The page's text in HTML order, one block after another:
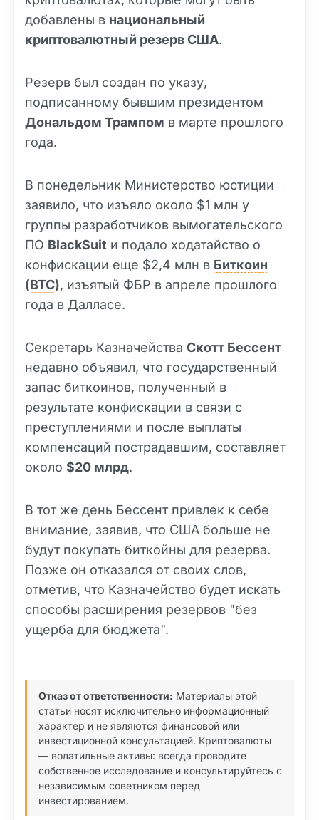
добавлены в национальный
криптовалютный резерв США.
Резерв был создан по указу,
подписанному бывшим президентом
Дональдом Трампом в марте прошлого
года.
В понедельник Министерство юстиции
заявило, что изъяло около $1 млн у
группы разработчиков вымогательского
ПО BlackSuit и подало ходатайство о
конфискации еще $2,4 млн в Биткоин
(BTC), изъятый ФБР в апреле прошлого
года в Далласе.
Секретарь Казначейства Скотт Бессент
недавно объявил, что государственный
запас биткоинов, полученный в
результате конфискации в связи с
преступлениями и после выплаты
компенсаций пострадавшим, составляет
около $20 млрд.
В тот же день Бессент привлек к себе
внимание, заявив, что США больше не
будут покупать биткойны для резерва.
Позже он отказался от своих слов,
отметив, что Казначейство будет искать
способы расширения резервов "без
ущерба для бюджета".
Отказ от ответственности: Материалы этой
статьи носят исключительно информационный
характер и не являются финансовой или
инвестиционной консультацией. Криптовалюты
— волатильные активы: всегда проводите
собственное исследование и консультируйтесь с
независимым советником перед
инвестированием.